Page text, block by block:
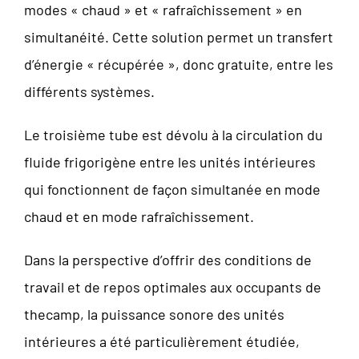
modes « chaud » et « rafraîchissement » en
simultanéité. Cette solution permet un transfert
d’énergie « récupérée », donc gratuite, entre les
différents systèmes.
Le troisième tube est dévolu à la circulation du
fluide frigorigène entre les unités intérieures
qui fonctionnent de façon simultanée en mode
chaud et en mode rafraîchissement.
Dans la perspective d’offrir des conditions de
travail et de repos optimales aux occupants de
thecamp, la puissance sonore des unités
intérieures a été particulièrement étudiée,